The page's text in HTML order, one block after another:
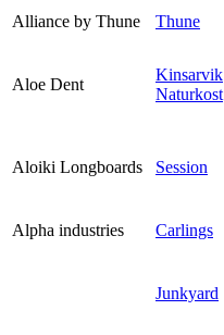
Alliance by Thune
Thune
Aloe Dent
Kinsarvik
Naturkost
Aloiki Longboards Session
Alpha industries
Carlings
Junkyard